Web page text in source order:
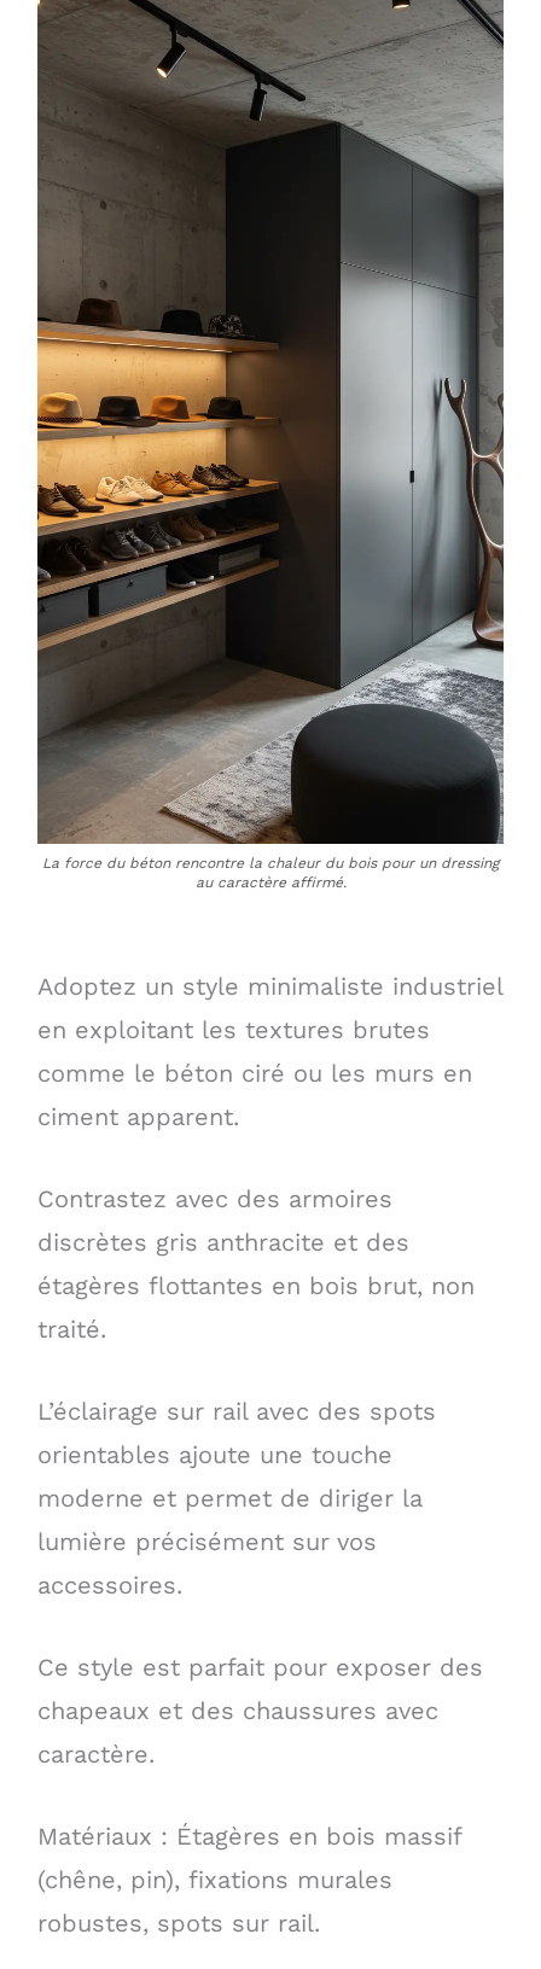
La force du béton rencontre la chaleur du bois pour un dressing
au caractère affirmé.
Adoptez un style minimaliste industriel
en exploitant les textures brutes
comme le béton ciré ou les murs en
ciment apparent.
Contrastez avec des armoires
discrètes gris anthracite et des
étagères flottantes en bois brut, non
traité.
L’éclairage sur rail avec des spots
orientables ajoute une touche
moderne et permet de diriger la
lumière précisément sur vos
accessoires.
Ce style est parfait pour exposer des
chapeaux et des chaussures avec
caractère.
Matériaux : Étagères en bois massif
(chêne, pin), fixations murales
robustes, spots sur rail.